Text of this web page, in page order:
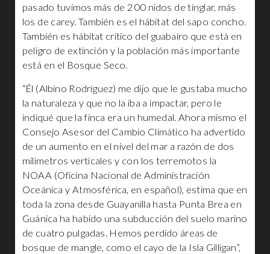
pasado tuvimos más de 200 nidos de tinglar, más
los de carey. También es el hábitat del sapo concho.
También es hábitat crítico del guabairo que está en
peligro de extinción y la población más importante
está en el Bosque Seco.
“Él (Albino Rodríguez) me dijo que le gustaba mucho
la naturaleza y que no la iba a impactar, pero le
indiqué que la finca era un humedal. Ahora mismo el
Consejo Asesor del Cambio Climático ha advertido
de un aumento en el nivel del mar a razón de dos
milímetros verticales y con los terremotos la
NOAA (Oficina Nacional de Administración
Oceánica y Atmosférica, en español), estima que en
toda la zona desde Guayanilla hasta Punta Brea en
Guánica ha habido una subducción del suelo marino
de cuatro pulgadas. Hemos perdido áreas de
bosque de mangle, como el cayo de la Isla Gilligan”,